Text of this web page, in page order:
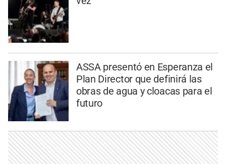
ASSA presentó en Esperanza el
Plan Director que definirá las
obras de agua y cloacas para el
futuro